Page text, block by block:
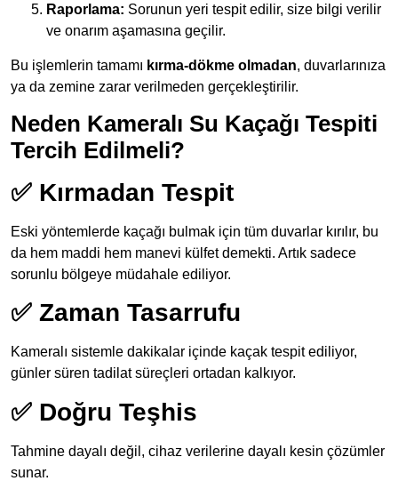
Raporlama: Sorunun yeri tespit edilir, size bilgi verilir
ve onarım aşamasına geçilir.
Bu işlemlerin tamamı kırma-dökme olmadan, duvarlarınıza
ya da zemine zarar verilmeden gerçekleştirilir.
Neden Kameralı Su Kaçağı Tespiti
Tercih Edilmeli?
✅ Kırmadan Tespit
Eski yöntemlerde kaçağı bulmak için tüm duvarlar kırılır, bu
da hem maddi hem manevi külfet demekti. Artık sadece
sorunlu bölgeye müdahale ediliyor.
✅ Zaman Tasarrufu
Kameralı sistemle dakikalar içinde kaçak tespit ediliyor,
günler süren tadilat süreçleri ortadan kalkıyor.
✅ Doğru Teşhis
Tahmine dayalı değil, cihaz verilerine dayalı kesin çözümler
sunar.